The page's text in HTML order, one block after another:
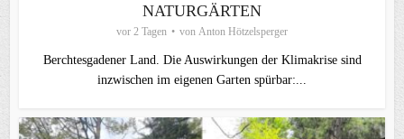
NATURGÄRTEN
vor 2 Tagen von Anton Hötzelsperger
Berchtesgadener Land. Die Auswirkungen der Klimakrise sind
inzwischen im eigenen Garten spürbar:...